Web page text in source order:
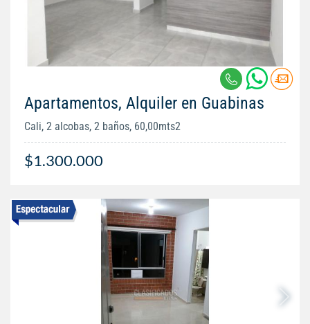
Apartamentos, Alquiler en Guabinas
Cali, 2 alcobas, 2 baños, 60,00mts2
$1.300.000